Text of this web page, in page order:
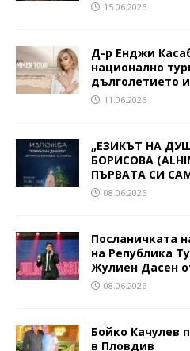
15.06.2026
Д-р Енджи
национално
дълголетието
11.06.2026
„ЕЗИКЪТ НА
БОРИСОВА
ПЪРВАТА СИ
08.06.2026
Посланичката
на Република
Жулиен Дасен
08.06.2026
Бойко Качулев
в Пловдив